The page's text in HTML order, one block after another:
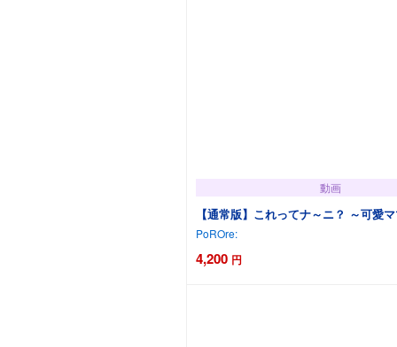
動画
【通常版】これってナ～ニ？ ～可愛
PoROre:
4,200 円